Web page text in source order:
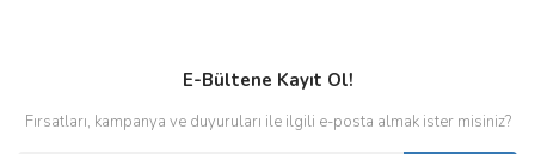
E-Bültene Kayıt Ol!
Fırsatları, kampanya ve duyuruları ile ilgili e-posta almak ister misiniz?